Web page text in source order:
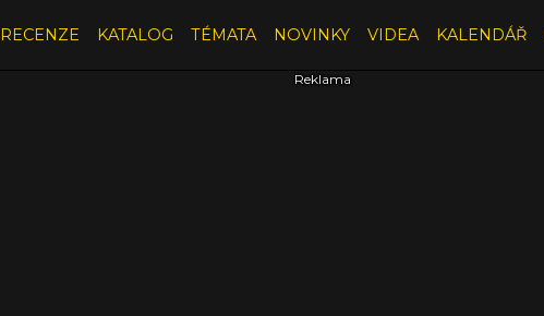
RECENZE KATALOG TÉMATA NOVINKY VIDEA KALENDÁŘ